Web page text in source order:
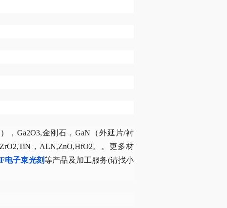
，Ga2O3,金刚石，GaN（外延片/衬
，ALN,ZnO,HfO2。。更多材
电子束光刻等产品及加工服务(请找小